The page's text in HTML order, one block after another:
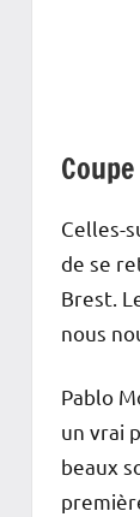
Celles-
de se
Brest.
nous
Pablo
un vrai
beaux